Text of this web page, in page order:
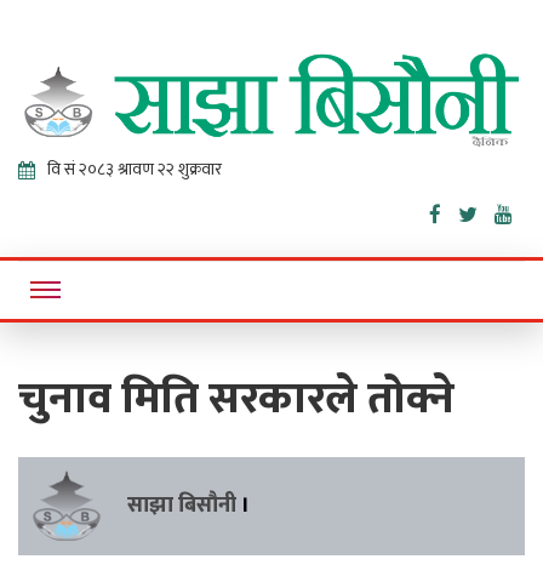
Sajha
Bisaunee
Online News Portal
चुनाव मिति सरकारले तोक्ने
साझा बिसौनी ।